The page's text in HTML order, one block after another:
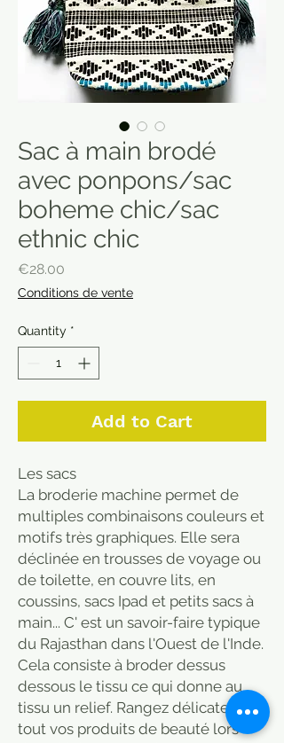
Sac à main brodé
avec ponpons/sac
boheme chic/sac
ethnic chic
€28.00
Conditions de vente
Quantity *
Add to Cart
Les sacs
La broderie machine permet de
multiples combinaisons couleurs et
motifs très graphiques. Elle sera
déclinée en trousses de voyage ou
de toilette, en couvre lits, en
coussins, sacs Ipad et petits sacs à
main... C' est un savoir-faire typique
du Rajasthan dans l'Ouest de l'Inde.
Cela consiste à broder dessus
dessous le tissu ce qui donne au
tissu un relief. Rangez délicatement
tout vos produits de beauté lors